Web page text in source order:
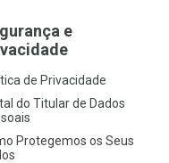
e
de Privacidade
do Titular de Dados
Protegemos os Seus